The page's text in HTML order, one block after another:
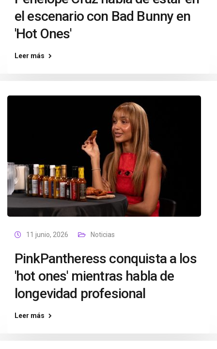
el escenario con Bad Bunny en
'Hot Ones'
Leer más
11 junio, 2026 Noticias
PinkPantheress conquista a los
'hot ones' mientras habla de
longevidad profesional
Leer más